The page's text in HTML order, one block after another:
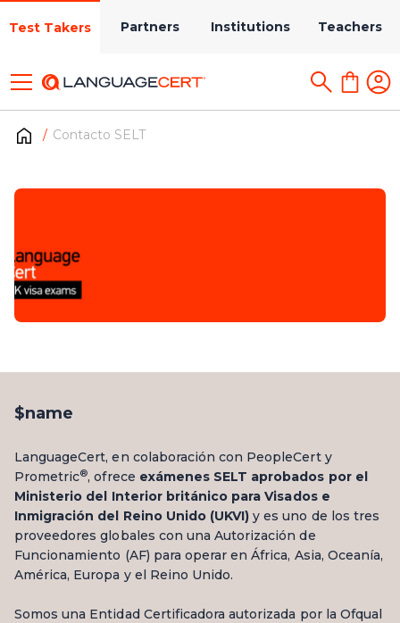
Test Takers Partners Institutions Teachers
Contacto SELT
$name
LanguageCert, en colaboración con PeopleCert y
Prometric®, ofrece exámenes SELT aprobados por el
Ministerio del Interior británico para Visados e
Inmigración del Reino Unido (UKVI) y es uno de los tres
proveedores globales con una Autorización de
Funcionamiento (AF) para operar en África, Asia, Oceanía,
América, Europa y el Reino Unido.
Somos una Entidad Certificadora autorizada por la Ofqual